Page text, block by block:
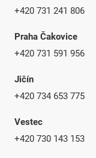
+420 731 241 806
Praha Čakovice
+420 731 591 956
Jičín
+420 734 653 775
Vestec
+420 730 143 153